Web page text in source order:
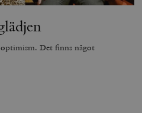
optimism. Det finns något